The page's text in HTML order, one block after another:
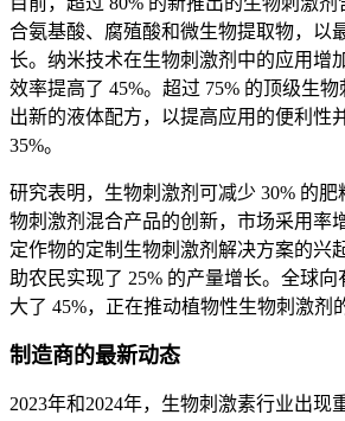
合氨基酸、腐殖酸和微生物提取物，以
长。纳米技术在生物刺激剂中的应用增
效率提高了 45%。超过 75% 的顶级生
出新的液体配方，以提高应用的便利性
35%。
研究表明，生物刺激剂可减少 30% 的
物刺激剂混合产品的创新，市场采用率
定作物的定制生物刺激剂解决方案的兴
助农民实现了 25% 的产量增长。全球
大了 45%，正在推动植物性生物刺激剂
制造商的最新动态
2023年和2024年，生物刺激素行业出现